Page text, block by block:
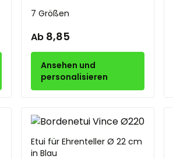
7 Größen
Ab 8,85
Ansehen und
personalisieren
Etui für Ehrenteller Ø 22 cm
in Blau